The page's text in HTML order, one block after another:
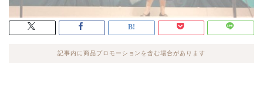
記事内に商品プロモーションを含む場合があります